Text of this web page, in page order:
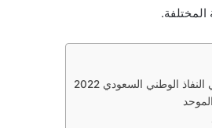
الوطني السعودي 2022